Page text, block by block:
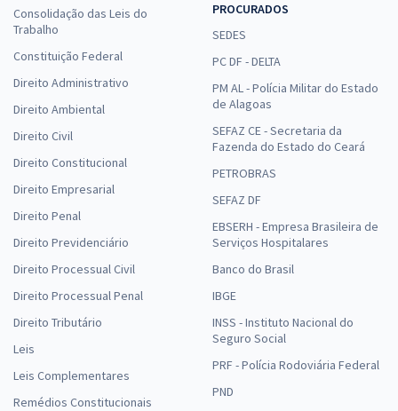
Consolidação das Leis do
Trabalho
Constituição Federal
Direito Administrativo
Direito Ambiental
Direito Civil
Direito Constitucional
Direito Empresarial
Direito Penal
Direito Previdenciário
Direito Processual Civil
Direito Processual Penal
Direito Tributário
Leis
Leis Complementares
Remédios Constitucionais
PROCURADOS
SEDES
PC DF - DELTA
PM AL - Polícia Militar do Estado
de Alagoas
SEFAZ CE - Secretaria da
Fazenda do Estado do Ceará
PETROBRAS
SEFAZ DF
EBSERH - Empresa Brasileira de
Serviços Hospitalares
Banco do Brasil
IBGE
INSS - Instituto Nacional do
Seguro Social
PRF - Polícia Rodoviária Federal
PND